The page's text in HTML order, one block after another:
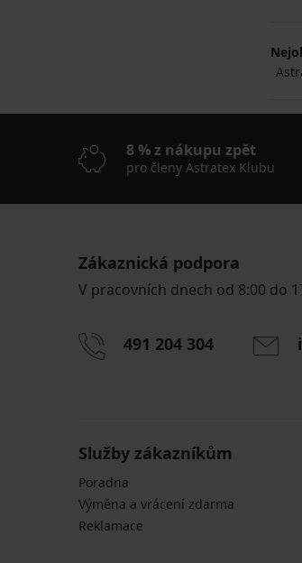
8 % z nákupu zpět
pro členy Astratex Klubu
Zákaznická podpora
V pracovních dnech od 8:00 do
491 204 304
Služby zákazníkům
Poradna
Výměna a vrácení zdarma
Reklamace